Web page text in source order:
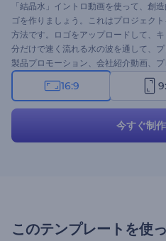
「結晶水」イントロ動画を使って、創
ゴを作りましょう。これはプロジェク
方法です。ロゴをアップロードして、
分だけで速く流れる水の波を通して、
製品プロモーション、会社紹介動画、
動画、テレビコマーシャルなどに最適
ンプレートで、御社ブランドをより認
16:9
今すぐ制作
このテンプレートを使